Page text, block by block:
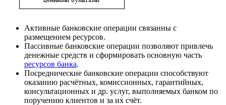
Активные банковские операции связанны с
размещением ресурсов.
Пассивные банковские операции позволяют привлечь
денежные средств и сформировать основную часть
ресурсов банка.
Посреднические банковские операции способствуют
оказанию расчётных, комиссионных, гарантийных,
консультационных и др. услуг, выполняемых банком по
поручению клиентов и за их счёт.